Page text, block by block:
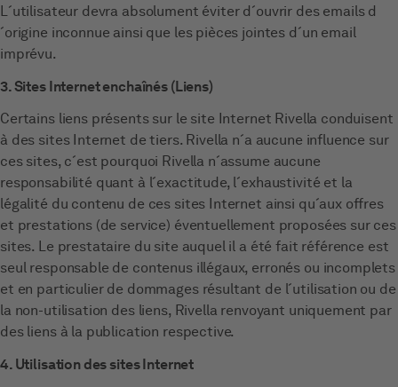
L´utilisateur devra absolument éviter d´ouvrir des emails d
´origine inconnue ainsi que les pièces jointes d´un email
imprévu.
3. Sites Internet enchaînés (Liens)
Certains liens présents sur le site Internet Rivella conduisent
à des sites Internet de tiers. Rivella n´a aucune influence sur
ces sites, c´est pourquoi Rivella n´assume aucune
responsabilité quant à l´exactitude, l´exhaustivité et la
légalité du contenu de ces sites Internet ainsi qu´aux offres
et prestations (de service) éventuellement proposées sur ces
sites. Le prestataire du site auquel il a été fait référence est
seul responsable de contenus illégaux, erronés ou incomplets
et en particulier de dommages résultant de l´utilisation ou de
la non-utilisation des liens, Rivella renvoyant uniquement par
des liens à la publication respective.
4. Utilisation des sites Internet